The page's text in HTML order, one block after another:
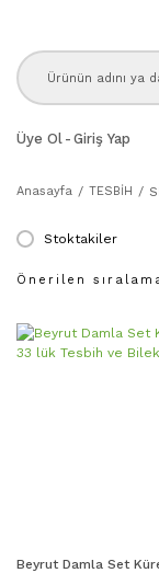
Üye Ol - Giriş Yap
Anasayfa TESBİH
Stoktakiler
Beyrut Damla Set